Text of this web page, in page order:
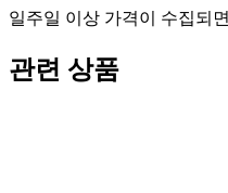
일주일 이상 가격이 수집되
관련 상품